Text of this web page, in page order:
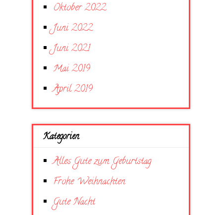
Oktober 2022
Juni 2022
Juni 2021
Mai 2019
April 2019
Kategorien
Alles Gute zum Geburtstag
Frohe Weihnachten
Gute Nacht